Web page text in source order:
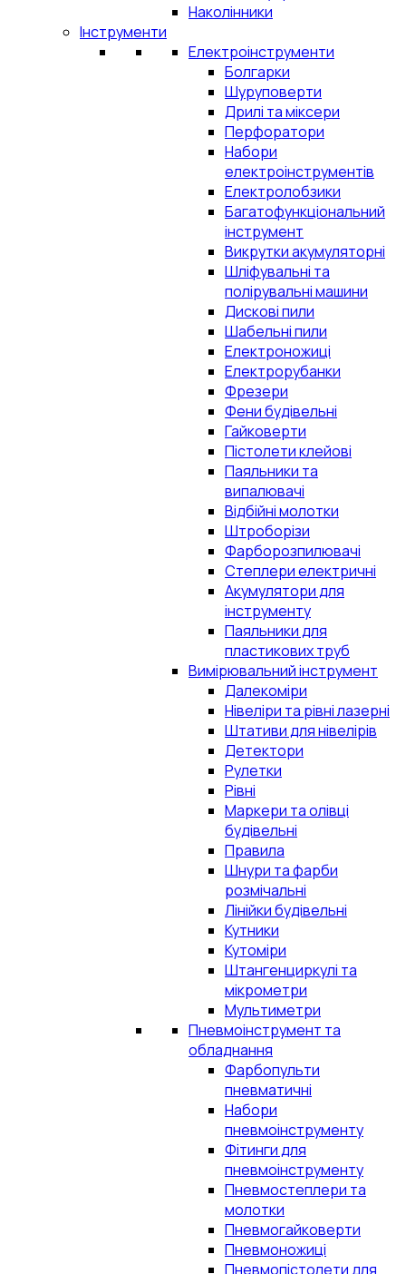
Наколінники
Інструменти
Електроінструменти
Болгарки
Шуруповерти
Дрилі та міксери
Перфоратори
Набори
електроінструментів
Електролобзики
Багатофункціональний
інструмент
Викрутки акумуляторні
Шліфувальні та
полірувальні машини
Дискові пили
Шабельні пили
Електроножиці
Електрорубанки
Фрезери
Фени будівельні
Гайковерти
Пістолети клейові
Паяльники та
випалювачі
Відбійні молотки
Штроборізи
Фарборозпилювачі
Степлери електричні
Акумулятори для
інструменту
Паяльники для
пластикових труб
Вимірювальний інструмент
Далекоміри
Нівеліри та рівні лазерні
Штативи для нівелірів
Детектори
Рулетки
Рівні
Маркери та олівці
будівельні
Правила
Шнури та фарби
розмічальні
Лінійки будівельні
Кутники
Кутоміри
Штангенциркулі та
мікрометри
Мультиметри
Пневмоінструмент та
обладнання
Фарбопульти
пневматичні
Набори
пневмоінструменту
Фітинги для
пневмоінструменту
Пневмостеплери та
молотки
Пневмогайковерти
Пневмоножиці
Пневмопістолети для